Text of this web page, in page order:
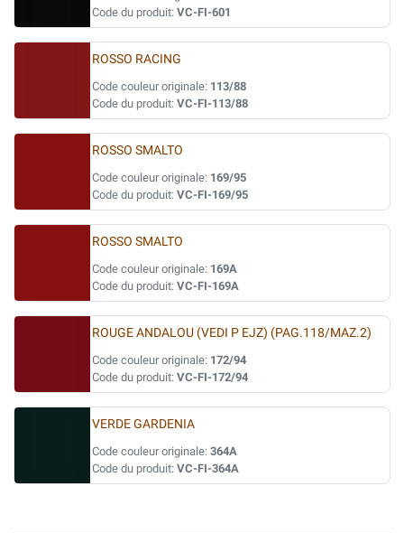
Code du produit: VC-FI-601
ROSSO RACING
Code couleur originale: 113/88
Code du produit: VC-FI-113/88
ROSSO SMALTO
Code couleur originale: 169/95
Code du produit: VC-FI-169/95
ROSSO SMALTO
Code couleur originale: 169A
Code du produit: VC-FI-169A
ROUGE ANDALOU (VEDI P EJZ) (PAG.118/MAZ.2)
Code couleur originale: 172/94
Code du produit: VC-FI-172/94
VERDE GARDENIA
Code couleur originale: 364A
Code du produit: VC-FI-364A